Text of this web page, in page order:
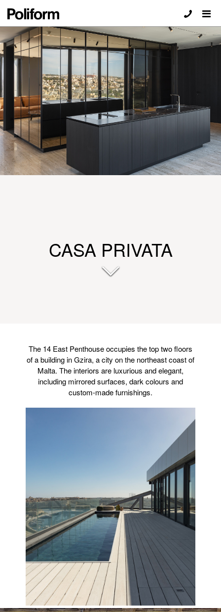
CASA PRIVATA
The 14 East Penthouse occupies the top two floors
of a building in Gzira, a city on the northeast coast of
Malta. The interiors are luxurious and elegant,
including mirrored surfaces, dark colours and
custom-made furnishings.